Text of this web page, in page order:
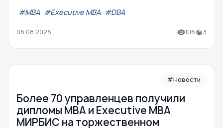
#МВА #Executive MBA #DBA
06.08.2026 106 3
#Новости
Более 70 управленцев получили
дипломы MBA и Executive MBA
МИРБИС на торжественном